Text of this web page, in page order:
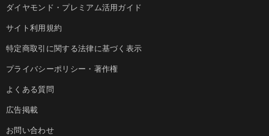
ダイヤモンド・プレミアム活用ガイド
サイト利用規約
特定商取引に関する法律に基づく表示
プライバシーポリシー・著作権
よくある質問
広告掲載
お問い合わせ